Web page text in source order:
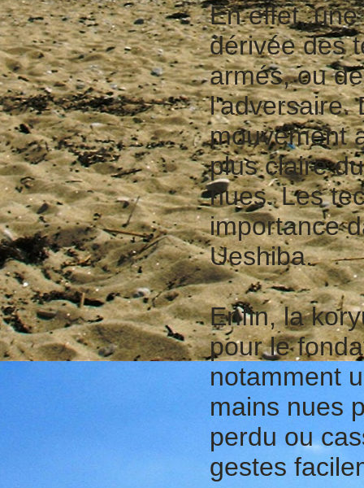
En effet,
dérivée des
armés, ou
l'adversaire.
mouvement
plus claire
nues. Les
importance
Ueshiba.
Enfin, la
pour le
notamment
mains nues
perdu ou
gestes